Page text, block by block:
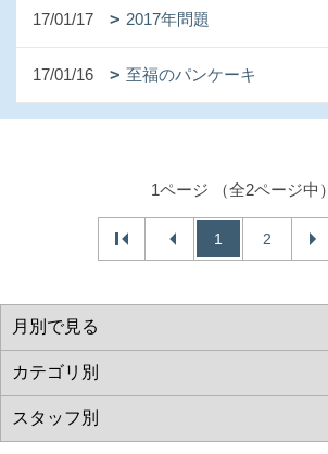
17/01/17 2017年問題
17/01/16 至福のパンケーキ
1ページ （全2ページ中）
1 2